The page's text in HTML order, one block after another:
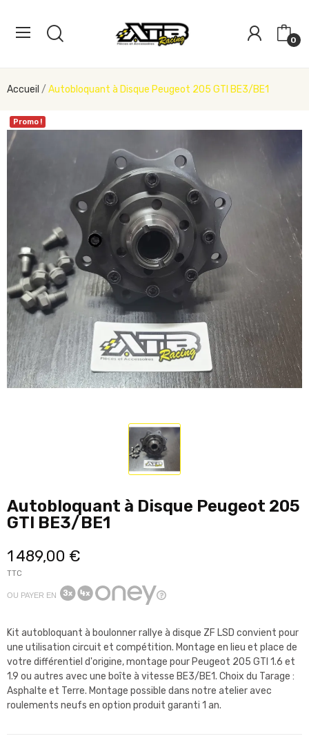
0
Accueil Autobloquant à Disque Peugeot 205 GTI BE3/BE1
Promo !
Autobloquant à Disque Peugeot 205
GTI BE3/BE1
1 489,00 €
TTC
OU PAYER EN
Kit autobloquant à boulonner rallye à disque ZF LSD convient pour
une utilisation circuit et compétition. Montage en lieu et place de
votre différentiel d'origine, montage pour Peugeot 205 GTI 1.6 et
1.9 ou autres avec une boîte à vitesse BE3/BE1. Choix du Tarage :
Asphalte et Terre. Montage possible dans notre atelier avec
roulements neufs en option produit garanti 1 an.